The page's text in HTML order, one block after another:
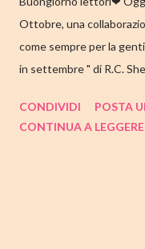
Ottobre, una
come sempre per la
in settembre " di R.C.
TITOLO: DUE
CONDIVIDI
POSTA
CONTINUA A LEGGERE